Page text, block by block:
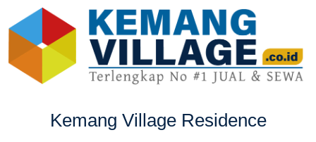
Kemang Village Residence